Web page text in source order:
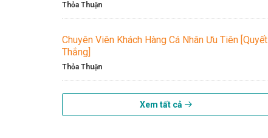
Thỏa Thuận
Chuyên Viên Khách Hàng Cá Nhân Ưu Tiên [Quyết
Thắng]
Thỏa Thuận
Xem tất cả